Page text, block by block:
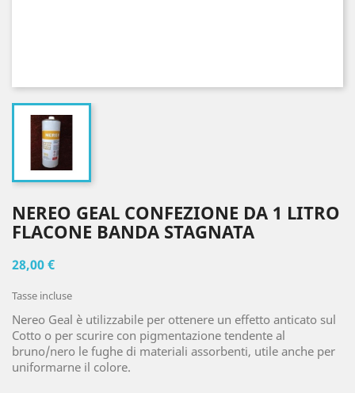
NEREO GEAL CONFEZIONE DA 1 LITRO
FLACONE BANDA STAGNATA
28,00 €
Tasse incluse
Nereo Geal è utilizzabile per ottenere un effetto anticato sul
Cotto o per scurire con pigmentazione tendente al
bruno/nero le fughe di materiali assorbenti, utile anche per
uniformarne il colore.